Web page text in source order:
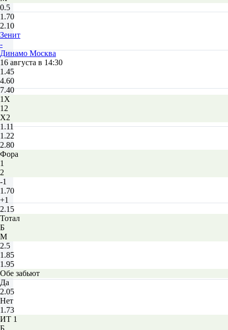
0.5
1.70
2.10
Зенит
-
Динамо Москва
16 августа в 14:30
1.45
4.60
7.40
1X
12
X2
1.11
1.22
2.80
Фора
1
2
-1
1.70
+1
2.15
Тотал
Б
М
2.5
1.85
1.95
Обе забьют
Да
2.05
Нет
1.73
ИТ 1
Б